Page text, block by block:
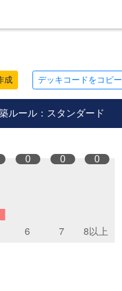
成 デッキコードをコピー
ルール：スタンダード
0 0 0